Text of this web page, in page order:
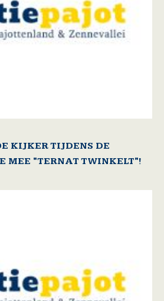
KIJKER TIJDENS DE
MEE "TERNAT TWINKELT"!